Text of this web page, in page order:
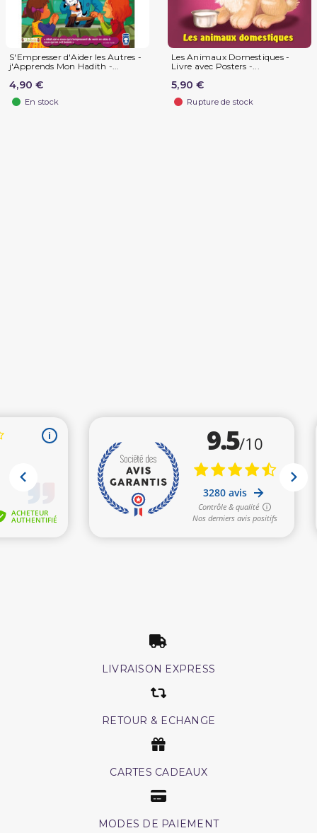
S'Empresser d'Aider les Autres -
j'Apprends Mon Hadith -...
4,90 €
En stock
Les Animaux Domestiques -
Livre avec Posters -...
5,90 €
Rupture de stock
LIVRAISON EXPRESS
RETOUR & ECHANGE
CARTES CADEAUX
MODES DE PAIEMENT